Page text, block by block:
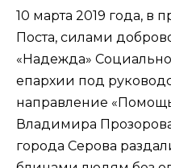
10 марта 2019 года, в
Поста, силами
«Надежда»
епархии под
направление
Владимира
города Серова